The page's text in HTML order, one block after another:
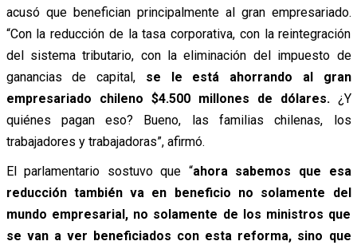
acusó que benefician principalmente al gran empresariado.
“Con la reducción de la tasa corporativa, con la reintegración
del sistema tributario, con la eliminación del impuesto de
ganancias de capital, se le está ahorrando al gran
empresariado chileno $4.500 millones de dólares.¿Y
quiénes pagan eso? Bueno, las familias chilenas, los
trabajadores y trabajadoras”, afirmó.
El parlamentario sostuvo que “ahora sabemos que esa
reducción también va en beneficio no solamente del
mundo empresarial, no solamente de los ministros que
se van a ver beneficiados con esta reforma, sino que